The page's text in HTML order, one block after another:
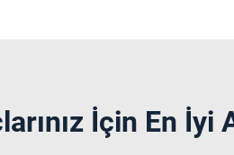
İçin En İyi